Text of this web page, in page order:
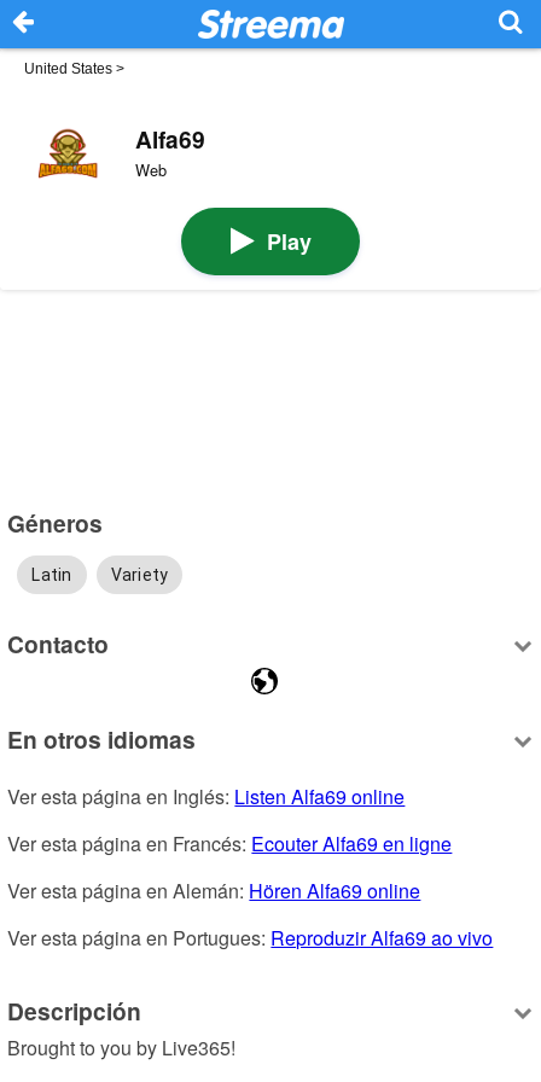
United States >
Alfa69
Web
Play
Géneros
Latin Variety
Contacto
En otros idiomas
Ver esta página en Inglés: Listen Alfa69 online
Ver esta página en Francés: Ecouter Alfa69 en ligne
Ver esta página en Alemán: Hören Alfa69 online
Ver esta página en Portugues: Reproduzir Alfa69 ao vivo
Descripción
Brought to you by Live365!